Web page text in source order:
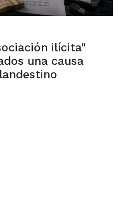
ilícita"
una causa